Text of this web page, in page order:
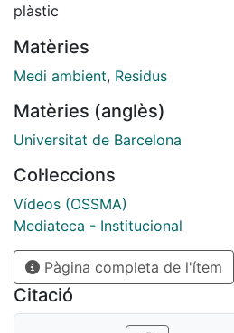
plàstic
Matèries
Medi ambient, Residus
Matèries (anglès)
Universitat de Barcelona
Col·leccions
Vídeos (OSSMA)
Mediateca - Institucional
Pàgina completa de l'ítem
Citació